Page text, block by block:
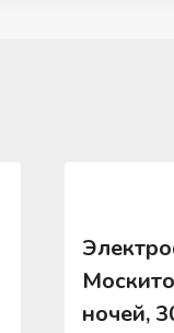
ночей,